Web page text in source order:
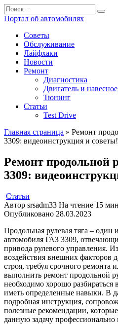
Перейти
к
содержанию
Search
for:
Портал об автомобилях
Советы
Обслуживание
Лайфхаки
Новости
Ремонт
Диагностика
Двигатель и навесное
Тюнинг
Статьи
Test Drive
Главная страница » Ремонт
3309: видеоинструкция и советы!
Ремонт продольной
3309:
Статьи
Автор srsadm33 На чтение 15 мин
Опубликовано 28.03.2023
Продольная рулевая тяга – один
автомобиля ГАЗ 3309,
привода рулевого управления.
воздействия внешних факторов
строя, требуя срочного
выполнить ремонт продольной
необходимо хорошо разбираться
иметь определенные навыки. В
подробная инструкция,
полезные рекомендации,
данную задачу